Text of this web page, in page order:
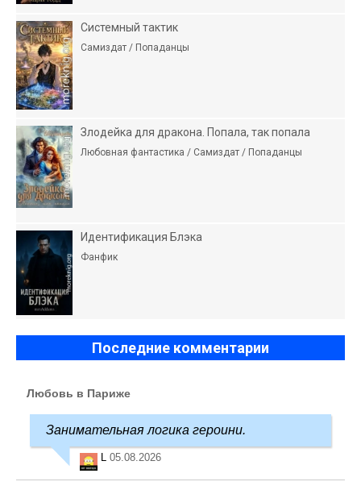
Системный тактик
Самиздат / Попаданцы
Злодейка для дракона. Попала, так попала
Любовная фантастика / Самиздат / Попаданцы
Идентификация Блэка
Фанфик
Последние комментарии
Любовь в Париже
Занимательная логика героини.
L 05.08.2026